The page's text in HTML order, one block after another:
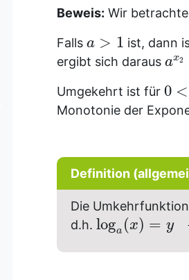
Beweis: Wir
Falls a > 1 ist, dann
ergibt sich daraus ax2
Umgekehrt ist für 0 <
Monotonie der
Definition
Die
d.h. loga (x) = y